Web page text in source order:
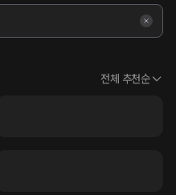
전체 추천순